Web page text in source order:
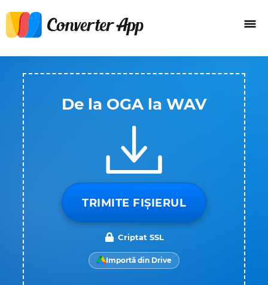
De la OGA la WAV
TRIMITE FIȘIERUL
Criptat SSL
Importă din Drive